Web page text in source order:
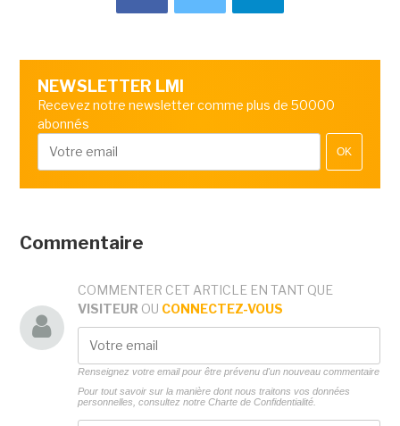
NEWSLETTER LMI
Recevez notre newsletter comme plus de 50000
abonnés
OK
Commentaire
COMMENTER CET ARTICLE EN TANT QUE
VISITEUR OU CONNECTEZ-VOUS
Renseignez votre email pour être prévenu d'un nouveau commentaire
Pour tout savoir sur la manière dont nous traitons vos données
personnelles, consultez notre Charte de Confidentialité.